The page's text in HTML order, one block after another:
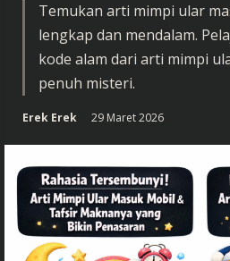
Temukan arti mimpi ular
lengkap dan mendalam.
kode alam dari arti mimpi
penuh misteri.
Erek Erek 29 Maret 2026